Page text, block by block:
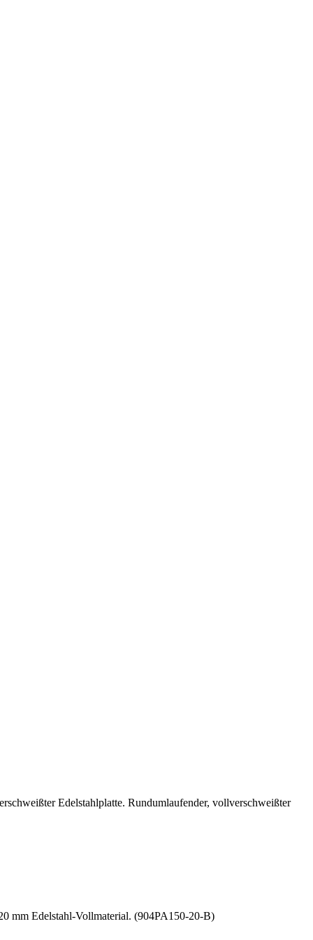
Edelstahlplatte. Rundumlaufender, vollverschweißter
mm Edelstahl-Vollmaterial. (904PA150-20-B)